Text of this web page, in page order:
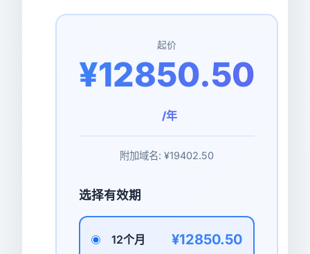
起价
¥12850.50
/年
附加域名: ¥19402.50
选择有效期
12个月 ¥12850.50